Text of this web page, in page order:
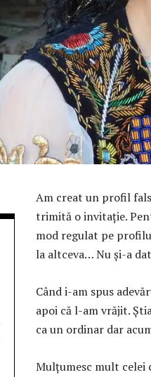
Am creat un profil
trimită o invitație.
mod regulat pe
la altceva… Nu și-a
Când i-am spus
apoi că l-am vrăjit.
ca un ordinar dar
Mulțumesc mult celei